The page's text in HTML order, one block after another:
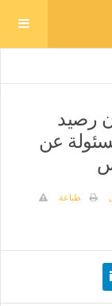
رصيد
عن
طباعة